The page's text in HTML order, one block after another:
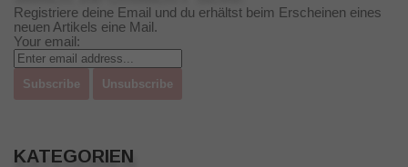
Registriere deine Email und du erhältst beim Erscheinen eines
neuen Artikels eine Mail.
Your email:
KATEGORIEN